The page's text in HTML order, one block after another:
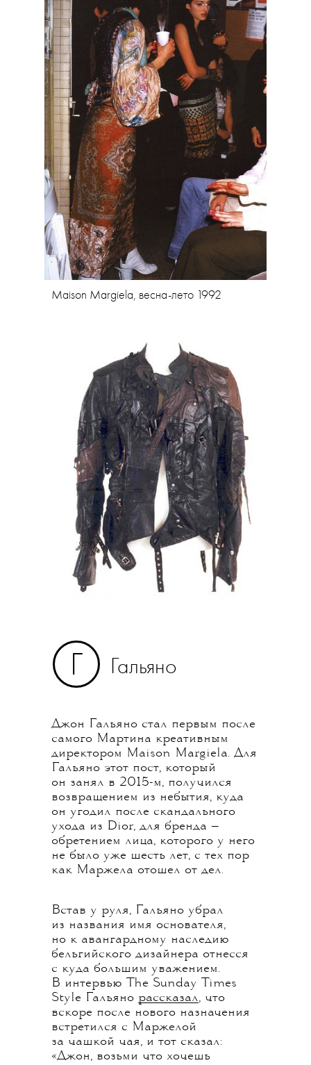
Maison Margiela, весна-лето 1992
Г Гальяно
Джон Гальяно стал первым после
самого Мартина креативным
директором Maison Margiela. Для
Гальяно этот пост, который
он занял в 2015-м, получился
возвращением из небытия, куда
он угодил после скандального
ухода из Dior, для бренда —
обретением лица, которого у него
не было уже шесть лет, с тех пор
как Маржела отошел от дел.
Встав у руля, Гальяно убрал
из названия имя основателя,
но к авангардному наследию
бельгийского дизайнера отнесся
с куда большим уважением.
В интервью The Sunday Times
Style Гальяно рассказал, что
вскоре после нового назначения
встретился с Маржелой
за чашкой чая, и тот сказал:
«Джон, возьми что хочешь